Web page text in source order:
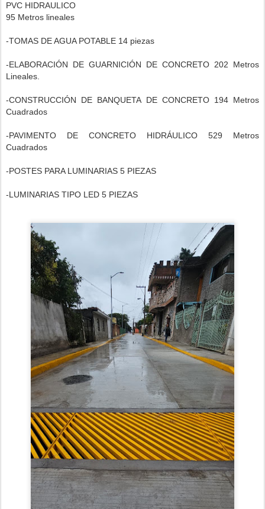
PVC HIDRAULICO
95 Metros lineales
-TOMAS DE AGUA POTABLE 14 piezas
-ELABORACIÓN DE GUARNICIÓN DE CONCRETO 202 Metros
Lineales.
-CONSTRUCCIÓN DE BANQUETA DE CONCRETO 194 Metros
Cuadrados
-PAVIMENTO DE CONCRETO HIDRÁULICO 529 Metros
Cuadrados
-POSTES PARA LUMINARIAS 5 PIEZAS
-LUMINARIAS TIPO LED 5 PIEZAS